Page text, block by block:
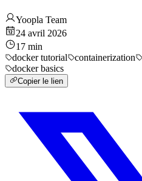
Yoopla Team
24 avril 2026
17 min
docker tutorial
containerization
docker basics
Copier le lien